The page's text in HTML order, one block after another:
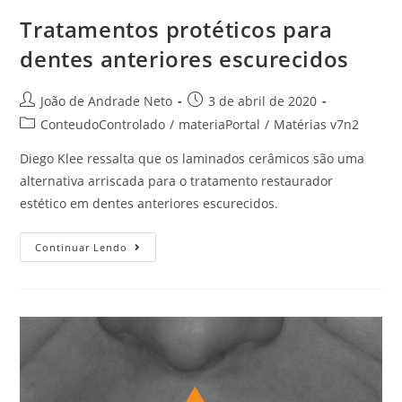
Tratamentos protéticos para
dentes anteriores escurecidos
João de Andrade Neto
3 de abril de 2020
ConteudoControlado / materiaPortal / Matérias v7n2
Diego Klee ressalta que os laminados cerâmicos são uma
alternativa arriscada para o tratamento restaurador
estético em dentes anteriores escurecidos.
Continuar Lendo